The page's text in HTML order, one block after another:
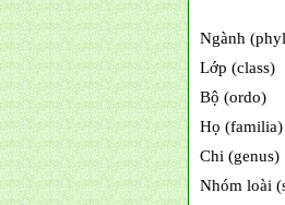
Ngành
Lớp
Bộ (ordo)
Họ
Chi
Nhóm loài